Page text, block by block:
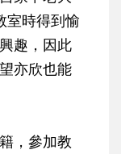
室時得到愉
趣，因此
亦欣也能
，參加教